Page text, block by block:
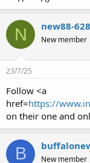
N new88-628
New member
23/7/25
Follow <a
href=https://
on their one and
B New member